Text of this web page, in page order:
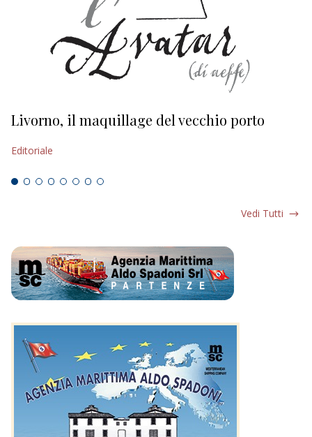
Livorno, il maquillage del vecchio porto
Editoriale
Vedi Tutti